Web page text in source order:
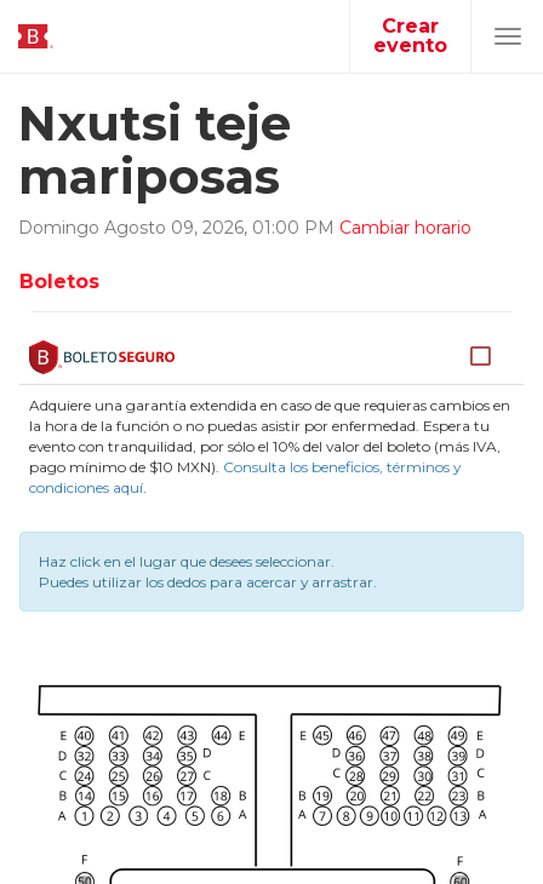
Crear
evento
Nxutsi teje
mariposas
Domingo Agosto 09, 2026, 01:00 PM Cambiar horario
Boletos
Adquiere una garantía extendida en caso de que requieras cambios en
la hora de la función o no puedas asistir por enfermedad. Espera tu
evento con tranquilidad, por sólo el 10% del valor del boleto (más IVA,
pago mínimo de $10 MXN). Consulta los beneficios, términos y
condiciones aquí.
Haz click en el lugar que desees seleccionar.
Puedes utilizar los dedos para acercar y arrastrar.